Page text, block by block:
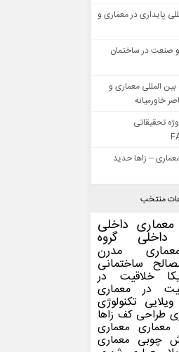
پایداری در معماری و
صنعت در ساختمان
المللی معماری و
خاورمیانه
تحقیقاتی
– زاها حدید
منتخب
معماری داخلی
داخلی گروه
مدرن
ساختمانی
خلاقیت در
در معماری
تکنولوژی
طراحی کف زاها
معماری معماری
چوبی معماری